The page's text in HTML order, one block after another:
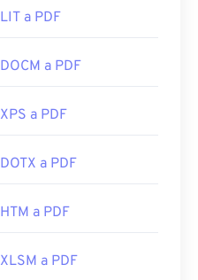
LIT a PDF
DOCM a PDF
XPS a PDF
DOTX a PDF
HTM a PDF
XLSM a PDF